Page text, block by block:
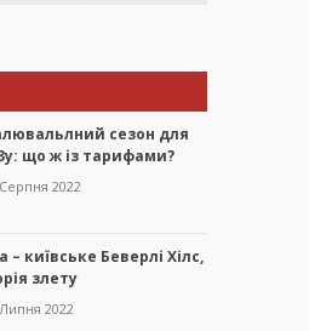
сезон для
що ж із тарифами?
2022
– київське Беверлі Хілс,
злету
2022